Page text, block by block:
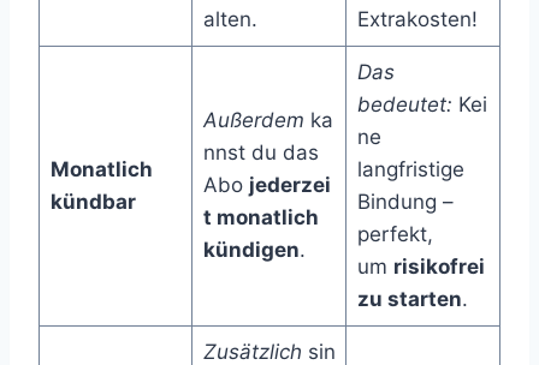
alten.
Extrakosten!
Monatlich
kündbar
Außerdem ka
nnst du das
Abo jederzei
t monatlich
kündigen.
Das
bedeutet: Kei
ne
langfristige
Bindung –
perfekt,
um risikofrei
zu starten.
Zusätzlich sin